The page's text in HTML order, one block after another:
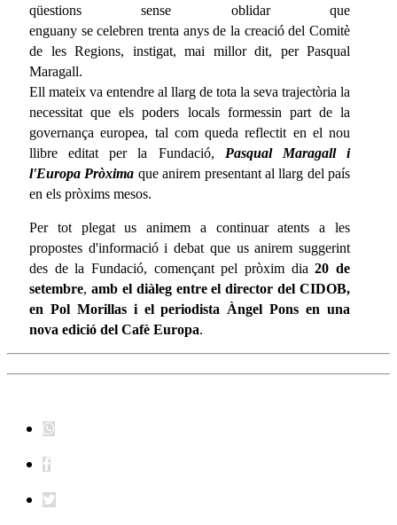
qüestions sense oblidar que
enguany se celebren trenta anys de la creació del Comitè
de les Regions, instigat, mai millor dit, per Pasqual
Maragall.
Ell mateix va entendre al llarg de tota la seva trajectòria la
necessitat que els poders locals formessin part de la
governança europea, tal com queda reflectit en el nou
llibre editat per la Fundació, Pasqual Maragall i
l'Europa Pròxima que anirem presentant al llarg del país
en els pròxims mesos.
Per tot plegat us animem a continuar atents a les
propostes d'informació i debat que us anirem suggerint
des de la Fundació, començant pel pròxim dia20 de
setembre, amb el diàleg entre el director del CIDOB,
en Pol Morillas i el periodista Àngel Pons en una
nova edició del Cafè Europa.